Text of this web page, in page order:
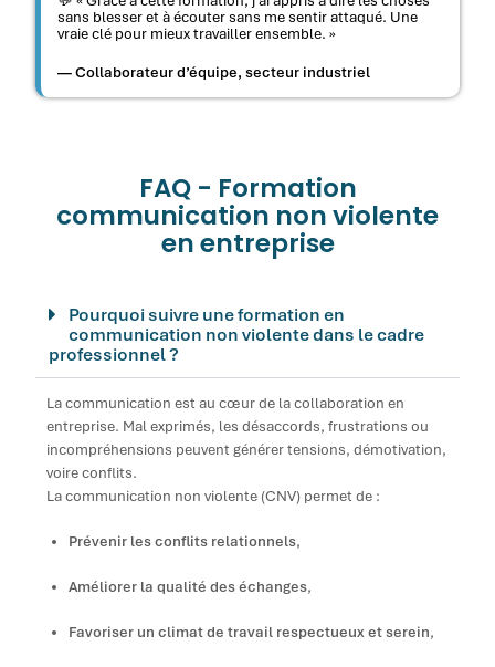
sans blesser et à écouter sans me sentir attaqué. Une
vraie clé pour mieux travailler ensemble. »
— Collaborateur d’équipe, secteur industriel
FAQ - Formation
communication non violente
en entreprise
Pourquoi suivre une formation en
communication non violente dans le cadre
professionnel ?
La communication est au cœur de la collaboration en
entreprise. Mal exprimés, les désaccords, frustrations ou
incompréhensions peuvent générer tensions, démotivation,
voire conflits.
La communication non violente (CNV) permet de :
Prévenir les conflits relationnels,
Améliorer la qualité des échanges,
Favoriser un climat de travail respectueux et serein,